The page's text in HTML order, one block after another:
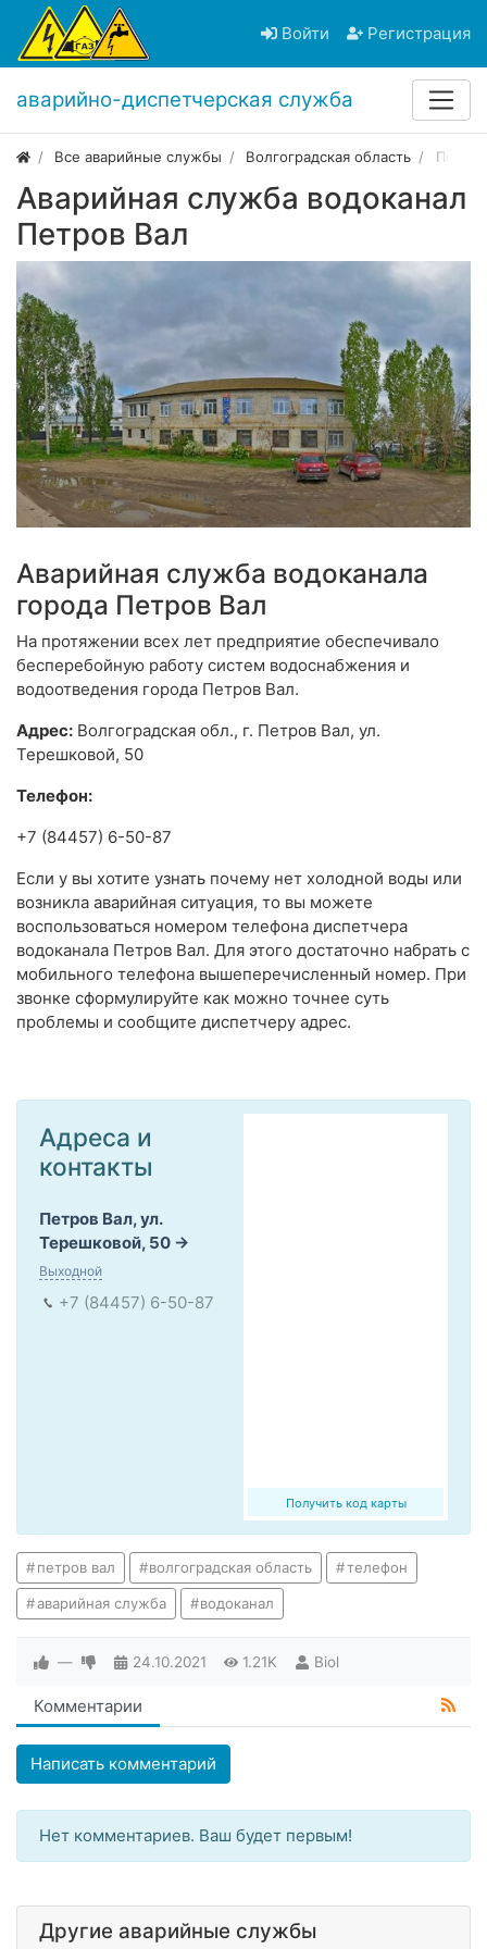
Войти Регистрация
аварийно-диспетчерская служба
Все аварийные службы Волгоградская область
Аварийная служба водоканал
Петров Вал
Аварийная служба водоканала
города Петров Вал
На протяжении всех лет предприятие обеспечивало
бесперебойную работу систем водоснабжения и
водоотведения города Петров Вал.
Адрес: Волгоградская обл., г. Петров Вал, ул.
Терешковой, 50
Телефон:
+7 (84457) 6-50-87
Если у вы хотите узнать почему нет холодной воды или
возникла аварийная ситуация, то вы можете
воспользоваться номером телефона диспетчера
водоканала Петров Вал. Для этого достаточно набрать с
мобильного телефона вышеперечисленный номер. При
звонке сформулируйте как можно точнее суть
проблемы и сообщите диспетчеру адрес.
Получить код карты
Адреса и
контакты
Петров Вал, ул.
Терешковой, 50
Выходной
+7 (84457) 6-50-87
петров вал волгоградская область телефон
аварийная служба водоканал
— 24.10.2021 1.21K Biol
Комментарии
Написать комментарий
Нет комментариев. Ваш будет первым!
Другие аварийные службы